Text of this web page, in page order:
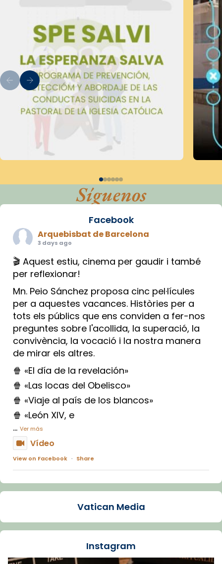
Síguenos
Facebook
Arquebisbat de Barcelona
3 days ago
🎬 Aquest estiu, cinema per gaudir i també
per reflexionar!
Mn. Peio Sánchez proposa cinc pel·lícules
per a aquestes vacances. Històries per a
tots els públics que ens conviden a fer-nos
preguntes sobre l'acollida, la superació, la
convivència, la vocació i la nostra manera
de mirar els altres.
🍿 «El día de la revelación»
🍿 «Las locas del Obelisco»
🍿 «Viaje al país de los blancos»
🍿 «León XIV, e
... Ver más
Vídeo
View on Facebook · Share
Arquebisbat de Barcelona
La Carmina va patir depressió. Fa gairebé
dos mesos, a l'Estadi Lluís Companys, la
Vatican Media
Instagram